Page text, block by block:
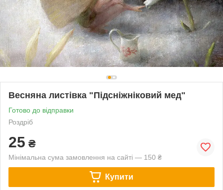
Весняна листівка "Підсніжніковий мед"
Готово до відправки
Роздріб
25 ₴
Мінімальна сума замовлення на сайті — 150 ₴
Купити